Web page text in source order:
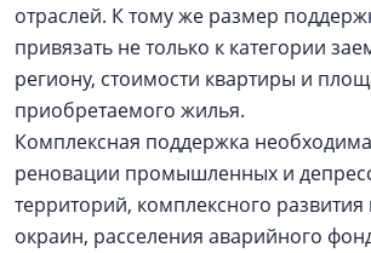
отраслей. К тому же размер
привязать не только к категории
региону, стоимости квартиры и
приобретаемого жилья.
Комплексная поддержка
реновации промышленных и
территорий, комплексного развития
окраин, расселения аварийного